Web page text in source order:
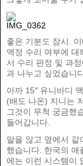
좋은 기분도 잠시.
액정 수리 여부에 대
서 수리 판정 및 과
과 나누고 싶었습니
아까 15″ 유니바디
(배도 나온) 지니는
그것이 무척 궁금했
들어갑니다.
말을 않고 옆에서 같
했습니다. 한국의 애
에는 이런 시스템이